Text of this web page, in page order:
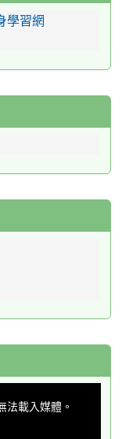
法載入媒體。